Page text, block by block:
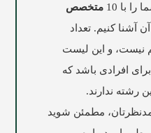
با 10
متخصص
آن آشنا کنیم. تعداد
نیست، و این لیست
افرادی باشد که
رشته ندارند.
مطمئن شوید